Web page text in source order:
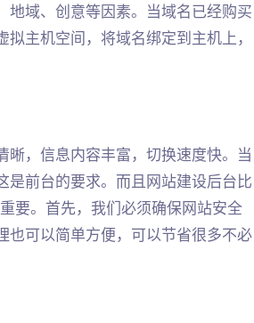
地域、创意等因素。当域名已经购买
主机空间，将域名绑定到主机上，
，信息内容丰富，切换速度快。当
前台的要求。而且网站建设后台比
要。首先，我们必须确保网站安全
也可以简单方便，可以节省很多不必